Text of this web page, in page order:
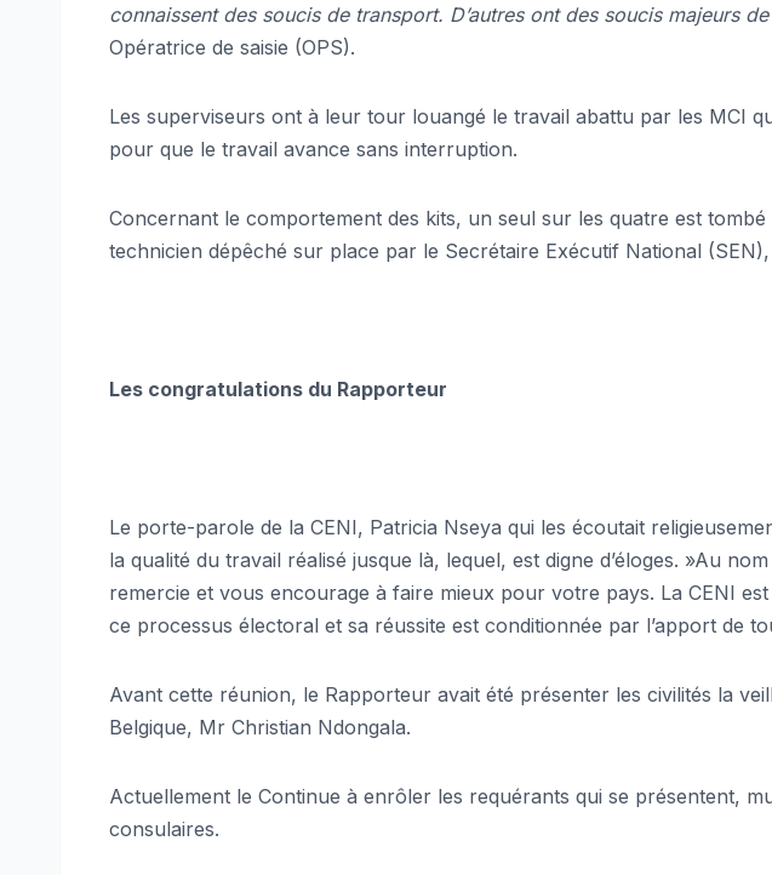
connaissent des soucis de transport. D’autres ont des soucis majeurs
Opératrice de saisie (OPS).
Les superviseurs ont à leur tour louangé le travail abattu par les MCI
pour que le travail avance sans interruption.
Concernant le comportement des kits, un seul sur les quatre est
technicien dépêché sur place par le Secrétaire Exécutif National
Les congratulations du Rapporteur
Le porte-parole de la CENI, Patricia Nseya qui les écoutait
la qualité du travail réalisé jusque là, lequel, est digne d’éloges. »Au
remercie et vous encourage à faire mieux pour votre pays. La CENI
ce processus électoral et sa réussite est conditionnée par l’apport de
Avant cette réunion, le Rapporteur avait été présenter les civilités la
Belgique, Mr Christian Ndongala.
Actuellement le Continue à enrôler les requérants qui se présentent,
consulaires.